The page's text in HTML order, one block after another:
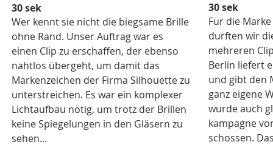
30 sek
Wer kennt sie nicht die biegsame Brille
ohne Rand. Unser Auftrag war es
einen Clip zu erschaffen, der ebenso
nahtlos übergeht, um damit das
Markenzeichen der Firma Silhouette zu
unterstreichen. Es war ein komplexer
Lichtaufbau nötig, um trotz der Brillen
keine Spiegelungen in den Gläsern zu
sehen...
30 sek
Für die
durften wir
mehreren
Berlin liefert
und gibt den
ganz eigene
wurde auch
kampagne
schossen.